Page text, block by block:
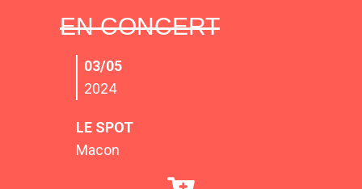
EN CONCERT
03/05
2024
LE SPOT
Macon